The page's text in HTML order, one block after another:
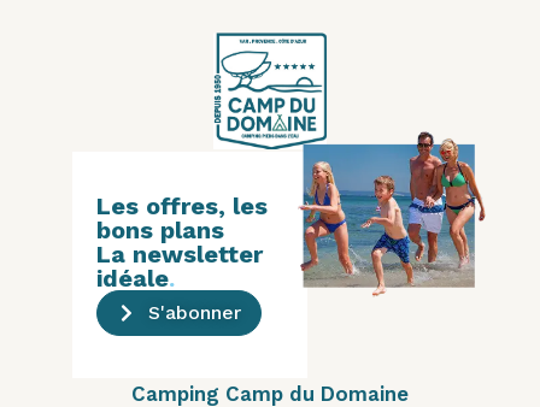
Camping Camp du Domaine
Les offres, les
bons plans
La newsletter
idéale.
S'abonner